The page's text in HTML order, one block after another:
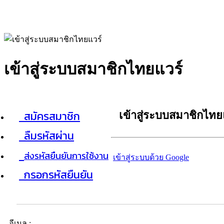
เข้าสู่ระบบสมาชิกไทยแวร์
สมัครสมาชิก
ลืมรหัสผ่าน
ส่งรหัสยืนยันการใช้งาน
กรอกรหัสยืนยัน
เข้าสู่ระบบสมาชิกไท
เข้าสู่ระบบด้วย Google